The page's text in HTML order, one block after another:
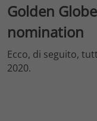
Golden
nomination
Ecco, di seguito,
2020.